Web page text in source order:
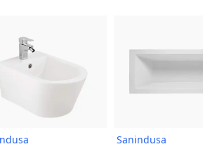
Imagem do Produto
Sanindusa